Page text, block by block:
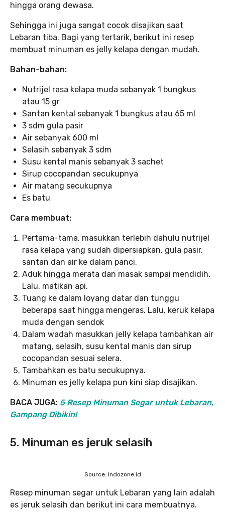
hingga orang dewasa.
Sehingga ini juga sangat cocok disajikan saat
Lebaran tiba. Bagi yang tertarik, berikut ini resep
membuat minuman es jelly kelapa dengan mudah.
Bahan-bahan:
Nutrijel rasa kelapa muda sebanyak 1 bungkus
atau 15 gr
Santan kental sebanyak 1 bungkus atau 65 ml
3 sdm gula pasir
Air sebanyak 600 ml
Selasih sebanyak 3 sdm
Susu kental manis sebanyak 3 sachet
Sirup cocopandan secukupnya
Air matang secukupnya
Es batu
Cara membuat:
Pertama-tama, masukkan terlebih dahulu nutrijel
rasa kelapa yang sudah dipersiapkan, gula pasir,
santan dan air ke dalam panci.
Aduk hingga merata dan masak sampai mendidih.
Lalu, matikan api.
Tuang ke dalam loyang datar dan tunggu
beberapa saat hingga mengeras. Lalu, keruk kelapa
muda dengan sendok
Dalam wadah masukkan jelly kelapa tambahkan air
matang, selasih, susu kental manis dan sirup
cocopandan sesuai selera.⁣
Tambahkan es batu secukupnya.
Minuman es jelly kelapa pun kini siap disajikan.
BACA JUGA: 5 Resep Minuman Segar untuk Lebaran,
Gampang Dibikin!
5. Minuman es jeruk selasih
Source: indozone.id
Resep minuman segar untuk Lebaran yang lain adalah
es jeruk selasih dan berikut ini cara membuatnya.